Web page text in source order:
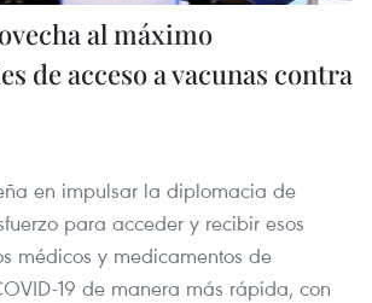
al máximo
de acceso a vacunas contra
en impulsar la diplomacia de
para acceder y recibir esos
médicos y medicamentos de
19 de manera más rápida, con